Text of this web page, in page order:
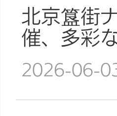
北京簋街
催、多彩
2026-06-